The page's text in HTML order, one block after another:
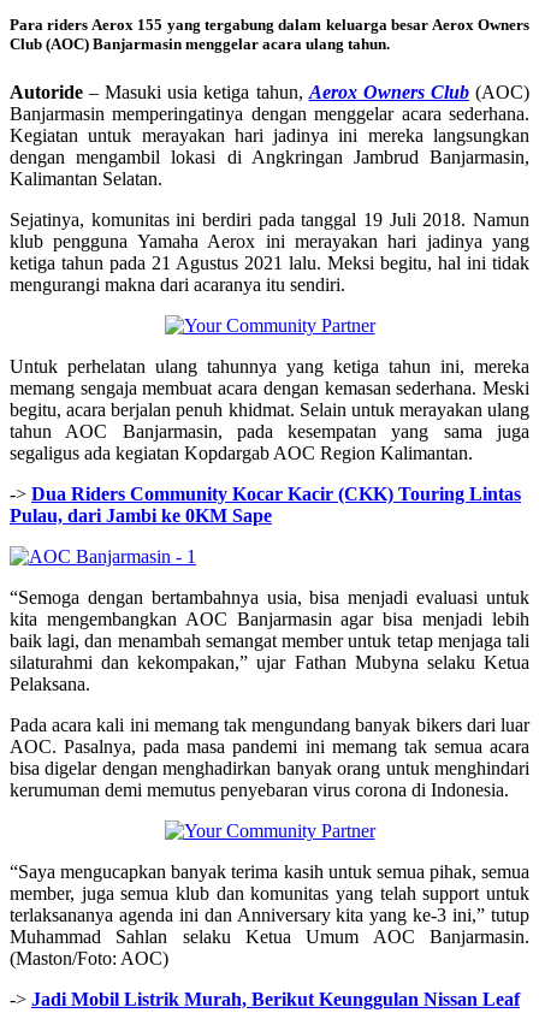
Para riders Aerox 155 yang tergabung dalam keluarga besar Aerox Owners
Club (AOC) Banjarmasin menggelar acara ulang tahun.
Autoride – Masuki usia ketiga tahun, Aerox Owners Club(AOC)
Banjarmasin memperingatinya dengan menggelar acara sederhana.
Kegiatan untuk merayakan hari jadinya ini mereka langsungkan
dengan mengambil lokasi di Angkringan Jambrud Banjarmasin,
Kalimantan Selatan.
Sejatinya, komunitas ini berdiri pada tanggal 19 Juli 2018. Namun
klub pengguna Yamaha Aerox ini merayakan hari jadinya yang
ketiga tahun pada 21 Agustus 2021 lalu. Meksi begitu, hal ini tidak
mengurangi makna dari acaranya itu sendiri.
Untuk perhelatan ulang tahunnya yang ketiga tahun ini, mereka
memang sengaja membuat acara dengan kemasan sederhana. Meski
begitu, acara berjalan penuh khidmat. Selain untuk merayakan ulang
tahun AOC Banjarmasin, pada kesempatan yang sama juga
segaligus ada kegiatan Kopdargab AOC Region Kalimantan.
-> Dua Riders Community Kocar Kacir (CKK) Touring Lintas
Pulau, dari Jambi ke 0KM Sape
“Semoga dengan bertambahnya usia, bisa menjadi evaluasi untuk
kita mengembangkan AOC Banjarmasin agar bisa menjadi lebih
baik lagi, dan menambah semangat member untuk tetap menjaga tali
silaturahmi dan kekompakan,” ujar Fathan Mubyna selaku Ketua
Pelaksana.
Pada acara kali ini memang tak mengundang banyak bikers dari luar
AOC. Pasalnya, pada masa pandemi ini memang tak semua acara
bisa digelar dengan menghadirkan banyak orang untuk menghindari
kerumuman demi memutus penyebaran virus corona di Indonesia.
“Saya mengucapkan banyak terima kasih untuk semua pihak, semua
member, juga semua klub dan komunitas yang telah support untuk
terlaksananya agenda ini dan Anniversary kita yang ke-3 ini,” tutup
Muhammad Sahlan selaku Ketua Umum AOC Banjarmasin.
(Maston/Foto: AOC)
-> Jadi Mobil Listrik Murah, Berikut Keunggulan Nissan Leaf